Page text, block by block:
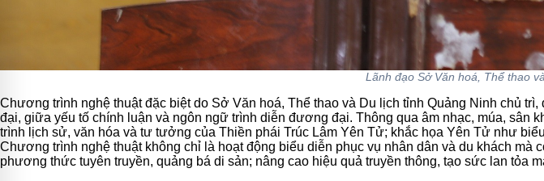
Lãnh đạo Sở Văn hoá, Thể thao
Chương trình nghệ thuật đặc biệt do Sở Văn hoá, Thể thao và Du lịch tỉnh Quảng Ninh chủ trì,
đại, giữa yếu tố chính luận và ngôn ngữ trình diễn đương đại. Thông qua âm nhạc, múa, sân
trình lịch sử, văn hóa và tư tưởng của Thiền phái Trúc Lâm Yên Tử; khắc họa Yên Tử như
Chương trình nghệ thuật không chỉ là hoạt động biểu diễn phục vụ nhân dân và du khách
phương thức tuyên truyền, quảng bá di sản; nâng cao hiệu quả truyền thông, tạo sức lan tỏa